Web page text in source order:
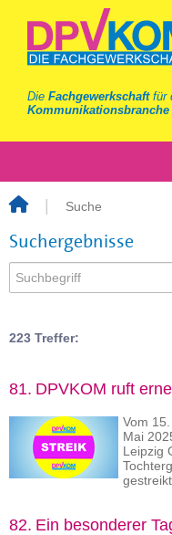
Die Fachgewerkschaftfür
Kommunikationsbranche
Suche
Suchergebnisse
223 Treffer:
81. DPVKOM ruft
Vom
Mai
Leipzig
82. Ein besonderer